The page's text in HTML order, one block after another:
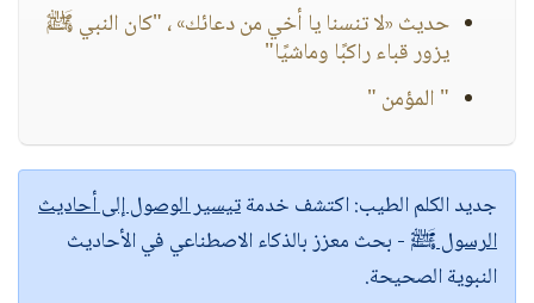
حديث «لا تنسنا يا أخي من دعائك» ، "كان النبي ﷺ
يزور قباء راكبًا وماشيًا"
" المؤمن "
جديد الكلم الطيب:اكتشف خدمةتيسير الوصول إلى أحاديث
الرسول ﷺ - بحث معزز بالذكاء الاصطناعي في الأحاديث
النبوية الصحيحة.